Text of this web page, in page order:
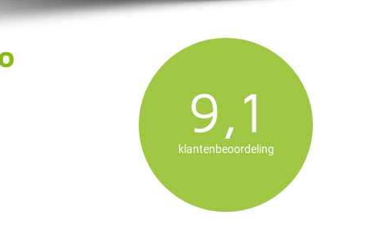
9,1
klantenbeoordeling